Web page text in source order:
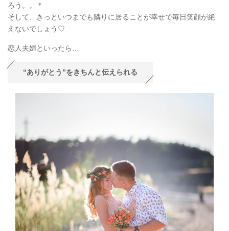
ろう。。＊
そして、きっといつまでも隣りに居ることが幸せで毎日笑顔が絶
えないでしょう♡
恋人夫婦といったら…
“ありがとう”をきちんと伝えられる